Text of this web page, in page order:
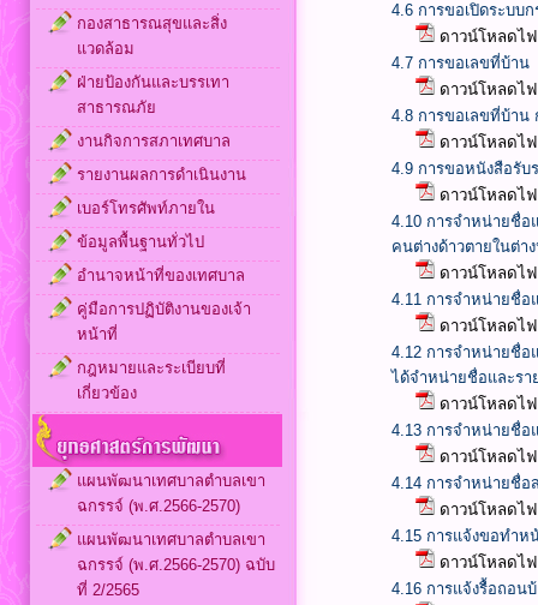
กองสาธารณสุขและสิ่ง
แวดล้อม
ฝ่ายป้องกันและบรรเทา
สาธารณภัย
งานกิจการสภาเทศบาล
รายงานผลการดำเนินงาน
เบอร์โทรศัพท์ภายใน
ข้อมูลพื้นฐานทั่วไป
อำนาจหน้าที่ของเทศบาล
คู่มือการปฏิบัติงานของเจ้า
หน้าที่
กฎหมายและระเบียบที่
เกี่ยวข้อง
แผนพัฒนาเทศบาลตำบลเขา
ฉกรรจ์ (พ.ศ.2566-2570)
แผนพัฒนาเทศบาลตำบลเขา
ฉกรรจ์ (พ.ศ.2566-2570) ฉบับ
ที่ 2/2565
4.6 การขอเปิดระบบ
ดาวน์โหลดไ
4.7 การขอเลขที่บ้าน
ดาวน์โหลดไ
4.8 การขอเลขที่บ้าน
ดาวน์โหลดไ
4.9 การขอหนังสือรับ
ดาวน์โหลดไ
4.10 การจำหน่ายชื่
คนต่างด้าวตายในต่าง
ดาวน์โหลดไ
4.11 การจำหน่ายชื่อ
ดาวน์โหลดไ
4.12 การจำหน่ายชื่อ
ได้จำหน่ายชื่อและรา
ดาวน์โหลดไ
4.13 การจำหน่ายชื่อ
ดาวน์โหลดไ
4.14 การจำหน่ายชื่อ
ดาวน์โหลดไ
4.15 การแจ้งขอทำห
ดาวน์โหลดไ
4.16 การแจ้งรื้อถอน